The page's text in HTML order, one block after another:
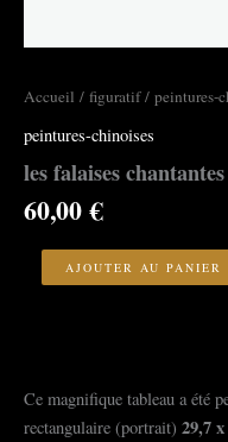
Accueil / figuratif/ peintures-
peintures-chinoises
les falaises chantantes
60,00€
AJOUTER AU PANIER
Ce magnifique tableau a été
rectangulaire (portrait) 29,7